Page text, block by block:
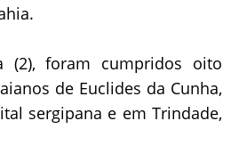
(2), foram cumpridos oito
de Euclides da Cunha,
sergipana e em Trindade,